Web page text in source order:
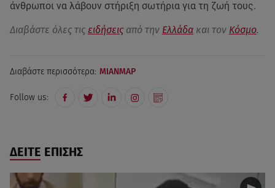
άνθρωποι να λάβουν στήριξη σωτήρια για τη ζωή τους.
Διαβάστε όλες τις ειδήσεις από την Ελλάδα και τον Κόσμο.
Διαβάστε περισσότερα: ΜΙΑΝΜΑΡ
Follow us:
ΔΕΙΤΕ ΕΠΙΣΗΣ